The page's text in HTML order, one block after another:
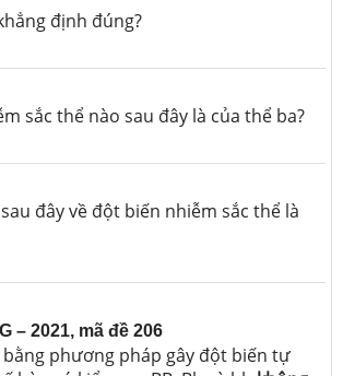
định đúng?
sắc thể nào sau đây là của thể ba?
đây về đột biến nhiễm sắc thể là
– 2021, mã đề 206
phương pháp gây đột biến tự